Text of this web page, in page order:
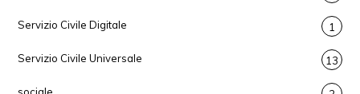
Servizio Civile Digitale 1
Servizio Civile Universale 13